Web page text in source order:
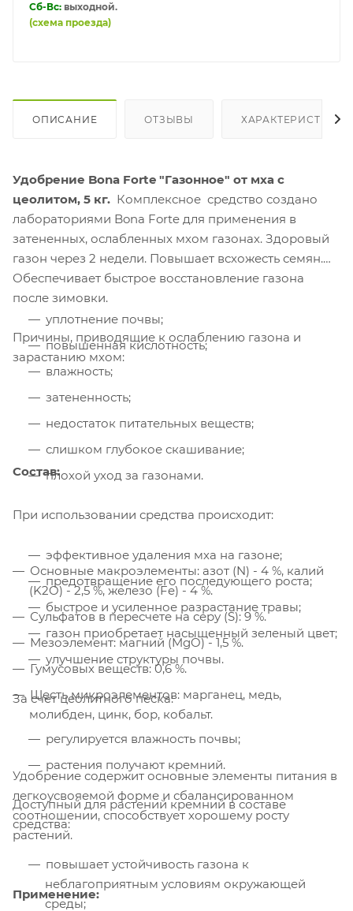
Сб-Вс: выходной.
(схема проезда)
ОПИСАНИЕ ОТЗЫВЫ ХАРАКТЕРИСТИКИ
Удобрение Bona Forte "Газонное" от мха с
цеолитом, 5 кг. Комплексное средство создано
лабораториями Bona Forte для применения в
затененных, ослабленных мхом газонах. Здоровый
газон через 2 недели. Повышает всхожесть семян.
Обеспечивает быстрое восстановление газона
после зимовки.
Причины, приводящие к ослаблению газона и
зарастанию мхом:
уплотнение почвы;
повышенная кислотность;
влажность;
затененность;
недостаток питательных веществ;
слишком глубокое скашивание;
плохой уход за газонами.
При использовании средства происходит:
эффективное удаления мха на газоне;
предотвращение его последующего роста;
быстрое и усиленное разрастание травы;
газон приобретает насыщенный зеленый цвет;
улучшение структуры почвы.
За счет цеолитного песка:
регулируется влажность почвы;
растения получают кремний.
Доступный для растений кремний в составе
средства:
повышает устойчивость газона к
неблагоприятным условиям окружающей
среды;
Состав:
Основные макроэлементы: азот (N) - 4 %, калий
(K2O) - 2,5 %, железо (Fe) - 4 %.
Сульфатов в пересчете на серу (S): 9 %.
Мезоэлемент: магний (MgO) - 1,5 %.
Гумусовых веществ: 0,6 %.
Шесть микроэлементов: марганец, медь,
молибден, цинк, бор, кобальт.
Удобрение содержит основные элементы питания в
легкоусвояемой форме и сбалансированном
соотношении, способствует хорошему росту
растений.
Применение: